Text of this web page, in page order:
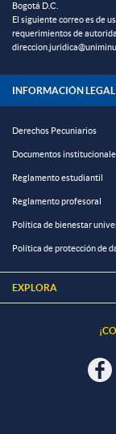
Bogotá D.C.
El siguiente correo es de
requerimientos de
INFORMACIÓN LEGAL
Derechos Pecuniarios
Documentos
Reglamento estudiantil
Reglamento profesoral
Política de bienestar
Política de protección de
EXPLORA